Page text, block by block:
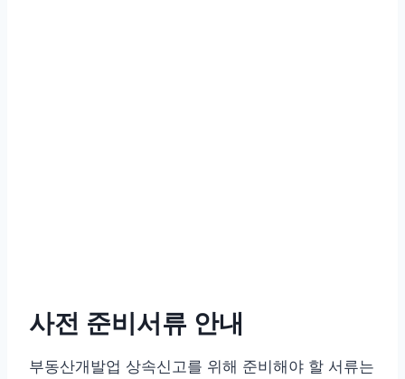
사전 준비서류 안내
부동산개발업 상속신고를 위해 준비해야 할 서류는